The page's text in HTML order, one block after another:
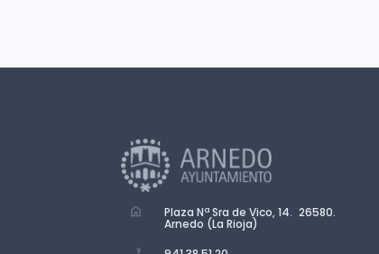
Plaza Nª Sra de Vico, 14. 26580.
Arnedo (La Rioja)